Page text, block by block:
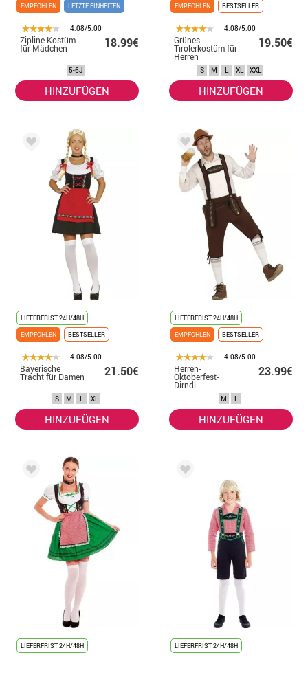
EMPFOHLEN
LETZTE EINHEITEN
4.08/5.00
Zipline Kostüm
für Mädchen 18.99€
5-6J
HINZUFÜGEN
EMPFOHLEN
BESTSELLER
4.08/5.00
Grünes
Tirolerkostüm für
Herren
19.50€
S M L XL XXL
HINZUFÜGEN
LIEFERFRIST 24H/48H
EMPFOHLEN
BESTSELLER
4.08/5.00
Bayerische
Tracht für Damen 21.50€
S M L XL
HINZUFÜGEN
LIEFERFRIST 24H/48H
EMPFOHLEN
BESTSELLER
4.08/5.00
Herren-
Oktoberfest-
Dirndl
23.99€
M L
HINZUFÜGEN
LIEFERFRIST 24H/48H LIEFERFRIST 24H/48H